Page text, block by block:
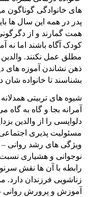
های خانوادگی گوناگون
پدر در همه این سال ها
همت گمارند و از
کودک آگاه باشند اما نه
مطلق عمل نکنند.
ذهن نشاندن آموزه های
بشناسند تا خانواده
شیوه های تربیتی
آمرانه بجا و گاه به گاه
دلواپسی را از والدین
مسئولیت پذیری اجتماعی
ویژگی های رشد روانی
نوجوانی و هشیاری
رابطه با آن ها نقش
زناشویی فرزندان
آموزش و پرورش روانی